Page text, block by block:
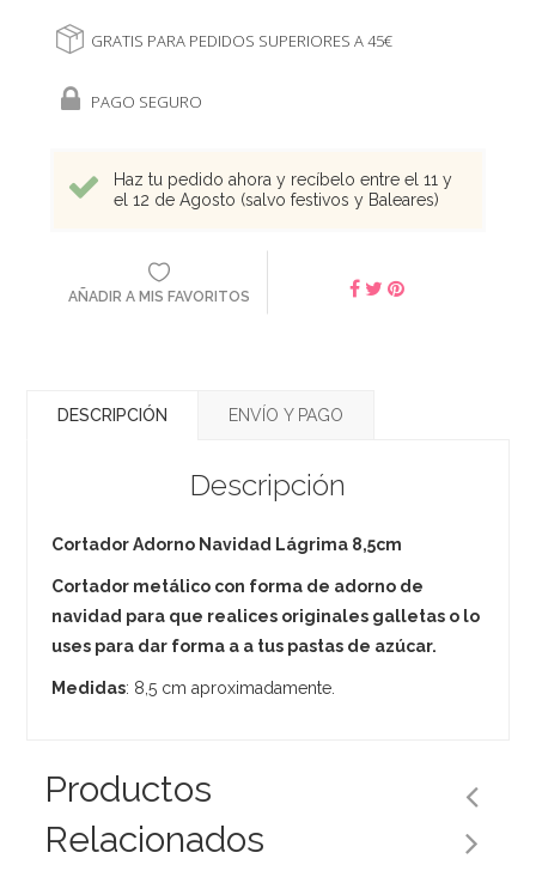
GRATIS PARA PEDIDOS SUPERIORES A 45€
PAGO SEGURO
Haz tu pedido ahora y recíbelo entre el 11 y
el 12 de Agosto (salvo festivos y Baleares)
AÑADIR A MIS FAVORITOS
DESCRIPCIÓN ENVÍO Y PAGO
Descripción
Cortador Adorno Navidad Lágrima 8,5cm
Cortador metálico con forma de adorno de
navidad para que realices originales galletas o lo
uses para dar forma a a tus pastas de azúcar.
Medidas: 8,5 cm aproximadamente.
Productos
Relacionados